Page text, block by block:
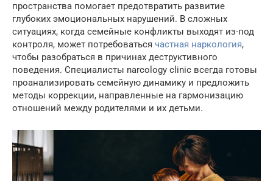
пространства помогает предотвратить развитие
глубоких эмоциональных нарушений. В сложных
ситуациях, когда семейные конфликты выходят из-под
контроля, может потребоваться частная наркология,
чтобы разобраться в причинах деструктивного
поведения. Специалисты narcology clinic всегда готовы
проанализировать семейную динамику и предложить
методы коррекции, направленные на гармонизацию
отношений между родителями и их детьми.